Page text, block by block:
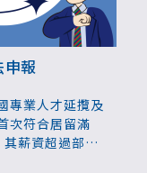
報
專業人才延攬及
次符合居留滿
薪資超過部分